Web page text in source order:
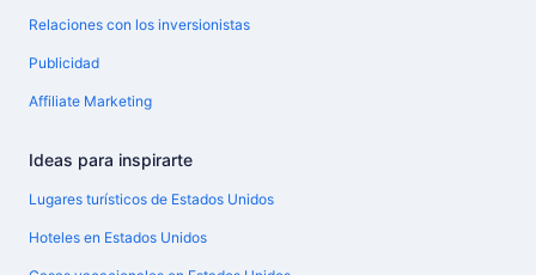
Relaciones con los inversionistas
Publicidad
Affiliate Marketing
Ideas para inspirarte
Lugares turísticos de Estados Unidos
Hoteles en Estados Unidos